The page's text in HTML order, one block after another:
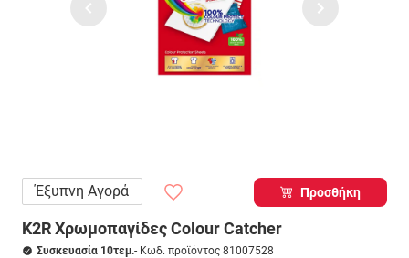
Έξυπνη Αγορά Προσθήκη
K2R Χρωμοπαγίδες Colour Catcher
Συσκευασία 10τεμ.- Κωδ. προϊόντος 81007528